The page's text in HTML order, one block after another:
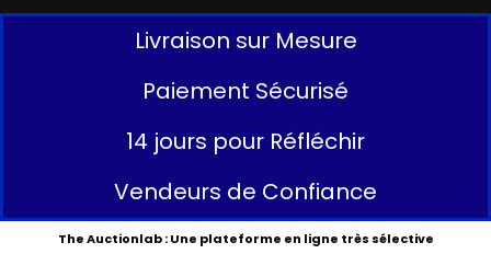
Livraison sur Mesure
Paiement Sécurisé
14 jours pour Réfléchir
Vendeurs de Confiance
The Auctionlab : Une plateforme en ligne très sélective